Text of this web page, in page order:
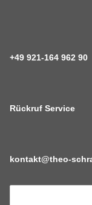
+49 921-164 962 90
Rückruf Service
kontakt@theo-